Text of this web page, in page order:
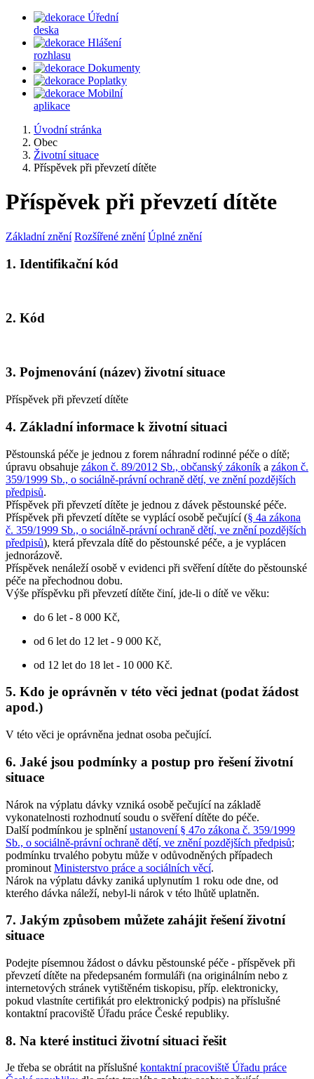
Úřední
deska
Hlášení
rozhlasu
Dokumenty
Poplatky
Mobilní
aplikace
Úvodní stránka
Obec
Životní situace
Příspěvek při převzetí dítěte
Příspěvek při převzetí dítěte
Základní znění Rozšířené znění Úplné znění
1. Identifikační kód
2. Kód
3. Pojmenování (název) životní situace
Příspěvek při převzetí dítěte
4. Základní informace k životní situaci
Pěstounská péče je jednou z forem náhradní rodinné péče o dítě;
úpravu obsahuje zákon č. 89/2012 Sb., občanský zákoník a zákon č.
359/1999 Sb., o sociálně-právní ochraně dětí, ve znění pozdějších
předpisů.
Příspěvek při převzetí dítěte je jednou z dávek pěstounské péče.
Příspěvek při převzetí dítěte se vyplácí osobě pečující (§ 4a zákona
č. 359/1999 Sb., o sociálně-právní ochraně dětí, ve znění pozdějších
předpisů), která převzala dítě do pěstounské péče, a je vyplácen
jednorázově.
Příspěvek nenáleží osobě v evidenci při svěření dítěte do pěstounské
péče na přechodnou dobu.
Výše příspěvku při převzetí dítěte činí, jde-li o dítě ve věku:
do 6 let - 8 000 Kč,
od 6 let do 12 let - 9 000 Kč,
od 12 let do 18 let - 10 000 Kč.
5. Kdo je oprávněn v této věci jednat (podat žádost
apod.)
V této věci je oprávněna jednat osoba pečující.
6. Jaké jsou podmínky a postup pro řešení životní
situace
Nárok na výplatu dávky vzniká osobě pečující na základě
vykonatelnosti rozhodnutí soudu o svěření dítěte do péče.
Další podmínkou je splněníustanovení § 47o zákona č. 359/1999
Sb., o sociálně-právní ochraně dětí, ve znění pozdějších předpisů;
podmínku trvalého pobytu může v odůvodněných případech
prominout Ministerstvo práce a sociálních věcí.
Nárok na výplatu dávky zaniká uplynutím 1 roku ode dne, od
kterého dávka náleží, nebyl-li nárok v této lhůtě uplatněn.
7. Jakým způsobem můžete zahájit řešení životní
situace
Podejte písemnou žádost o dávku pěstounské péče - příspěvek při
převzetí dítěte na předepsaném formuláři (na originálním nebo z
internetových stránek vytištěném tiskopisu, příp. elektronicky,
pokud vlastníte certifikát pro elektronický podpis) na příslušné
kontaktní pracoviště Úřadu práce České republiky.
8. Na které instituci životní situaci řešit
Je třeba se obrátit na příslušné kontaktní pracoviště Úřadu práce